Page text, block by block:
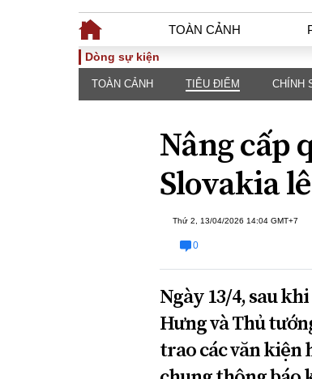
TOÀN CẢNH
TOÀN CẢNH
Chính sách
Đối thoại
ĐA CHIỀU
Dòng sự kiện
TOÀN CẢNH TIÊU ĐIỂM CHÍNH
Nâng cấp
Slovakia
Thứ 2, 13/04/2026 14:04 GMT+7
0
Ngày 13/4, sau
Hưng và Thủ
trao các văn kiện